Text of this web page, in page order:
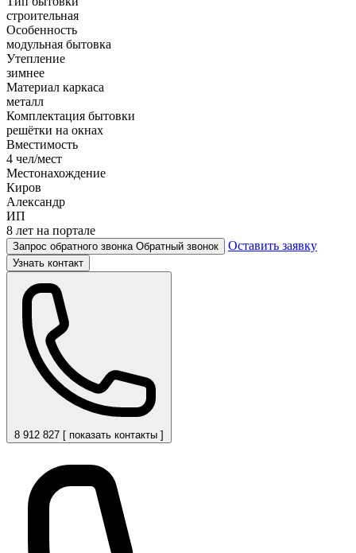
строительная
Особенность
модульная бытовка
Утепление
зимнее
Материал каркаса
металл
Комплектация бытовки
решётки на окнах
Вместимость
4 чел/мест
Местонахождение
Киров
Александр
ИП
8 лет на портале
Запрос обратного звонка Обратный звонок Оставить заявку
Узнать контакт
8 912 827 [ показать контакты ]